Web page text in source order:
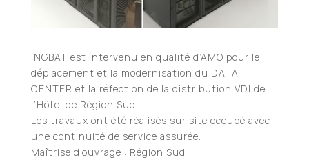
INGBAT est intervenu en qualité d’AMO pour le
déplacement et la modernisation du DATA
CENTER et la réfection de la distribution VDI de
l’Hôtel de Région Sud.
Les travaux ont été réalisés sur site occupé avec
une continuité de service assurée.
Maîtrise d’ouvrage : Région Sud